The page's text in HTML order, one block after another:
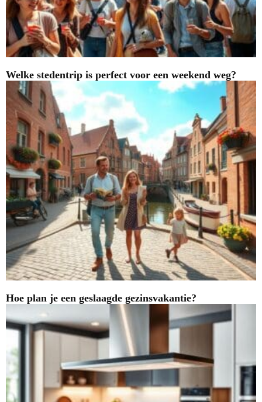
Welke stedentrip is perfect voor een weekend weg?
Hoe plan je een geslaagde gezinsvakantie?